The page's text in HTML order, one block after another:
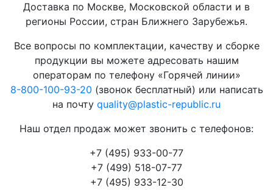
Доставка по Москве, Московской области и в
регионы России, стран Ближнего Зарубежья.
Все вопросы по комплектации, качеству и сборке
продукции вы можете адресовать нашим
операторам по телефону «Горячей линии»
8-800-100-93-20 (звонок бесплатный) или написать
на почту quality@plastic-republic.ru
Наш отдел продаж может звонить с телефонов:
+7 (495) 933-00-77
+7 (499) 518-07-77
+7 (495) 933-12-30